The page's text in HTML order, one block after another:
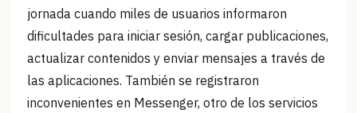
jornada cuando miles de usuarios informaron
dificultades para iniciar sesión, cargar publicaciones,
actualizar contenidos y enviar mensajes a través de
las aplicaciones. También se registraron
inconvenientes en Messenger, otro de los servicios